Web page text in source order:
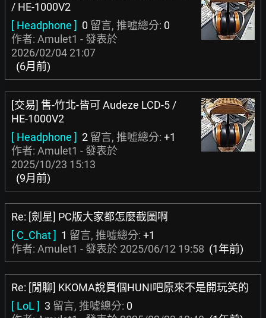
/ HE-1000V2
[ Headphone ] 0 留言, 推噓總分: 0
作者: Amulet1 - 發表於
2026/02/04 21:07
(6月前)
[交易] 售-竹北-皆可 Audeze LCD-5 /
HE-1000V2
[ Headphone ] 2 留言, 推噓總分: +1
作者: Amulet1 - 發表於
2025/10/23 15:13
(9月前)
Re: [劍星] PC版大家都怎麼截圖啊
[ C_Chat ] 1 留言, 推噓總分: +1
作者: Amulet1 - 發表於 2025/06/12 19:58 (1年前)
Re: [閒聊] KKOMA說買個HUNI吧原來不是開玩笑的
[ LoL ] 3 留言, 推噓總分: 0